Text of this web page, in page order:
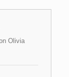
Olivia